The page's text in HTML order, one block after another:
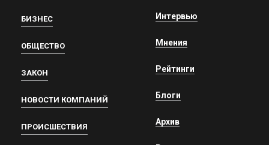
БИЗНЕС
ОБЩЕСТВО
ЗАКОН
НОВОСТИ КОМПАНИЙ
ПРОИСШЕСТВИЯ
Интервью
Мнения
Рейтинги
Блоги
Архив